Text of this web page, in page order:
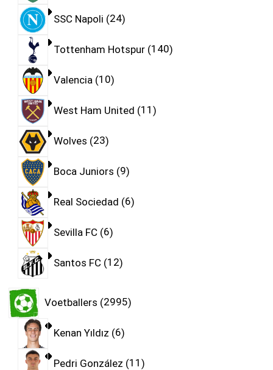
SSC Napoli 24
Tottenham Hotspur 140
Valencia 10
West Ham United 11
Wolves 23
Boca Juniors 9
Real Sociedad 6
Sevilla FC 6
Santos FC 12
Voetballers 2995
Kenan Yıldız 6
Pedri González 11